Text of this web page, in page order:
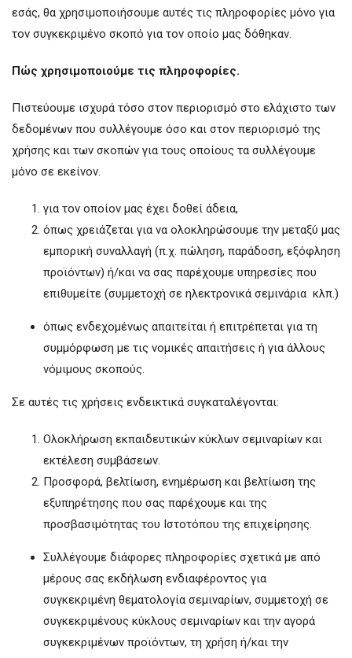
εσάς, θα χρησιμοποιήσουμε αυτές τις πληροφορίες μόνο για
τον συγκεκριμένο σκοπό για τον οποίο μας δόθηκαν.
Πώς χρησιμοποιούμε τις πληροφορίες.
Πιστεύουμε ισχυρά τόσο στον περιορισμό στο ελάχιστο των
δεδομένων που συλλέγουμε όσο και στον περιορισμό της
χρήσης και των σκοπών για τους οποίους τα συλλέγουμε
μόνο σε εκείνον.
για τον οποίον μας έχει δοθεί άδεια,
όπως χρειάζεται για να ολοκληρώσουμε την μεταξύ μας
εμπορική συναλλαγή (π.χ. πώληση, παράδοση, εξόφληση
προϊόντων) ή/και να σας παρέχουμε υπηρεσίες που
επιθυμείτε (συμμετοχή σε ηλεκτρονικά σεμινάρια κλπ.)
όπως ενδεχομένως απαιτείται ή επιτρέπεται για τη
συμμόρφωση με τις νομικές απαιτήσεις ή για άλλους
νόμιμους σκοπούς.
Σε αυτές τις χρήσεις ενδεικτικά συγκαταλέγονται:
Ολοκλήρωση εκπαιδευτικών κύκλων σεμιναρίων και
εκτέλεση συμβάσεων.
Προσφορά, βελτίωση, ενημέρωση και βελτίωση της
εξυπηρέτησης που σας παρέχουμε και της
προσβασιμότητας του Ιστοτόπου της επιχείρησης.
Συλλέγουμε διάφορες πληροφορίες σχετικά με από
μέρους σας εκδήλωση ενδιαφέροντος για
συγκεκριμένη θεματολογία σεμιναρίων, συμμετοχή σε
συγκεκριμένους κύκλους σεμιναρίων και την αγορά
συγκεκριμένων προϊόντων, τη χρήση ή/και την